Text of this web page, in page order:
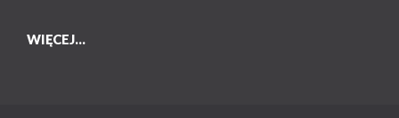
WIĘCEJ...